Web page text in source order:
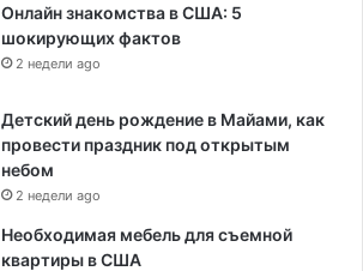
Онлайн знакомства в США: 5
шокирующих фактов
2 недели ago
Детский день рождение в Майами, как
провести праздник под открытым
небом
2 недели ago
Необходимая мебель для съемной
квартиры в США